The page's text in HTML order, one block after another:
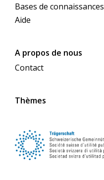
Bases de connaissances
Aide
A propos de nous
Contact
Thèmes